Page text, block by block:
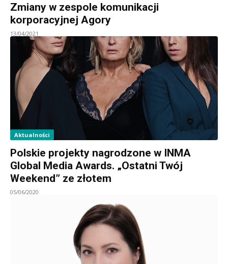
Zmiany w zespole komunikacji
korporacyjnej Agory
13/04/2021
Aktualności
Polskie projekty nagrodzone w INMA
Global Media Awards. „Ostatni Twój
Weekend” ze złotem
05/06/2020